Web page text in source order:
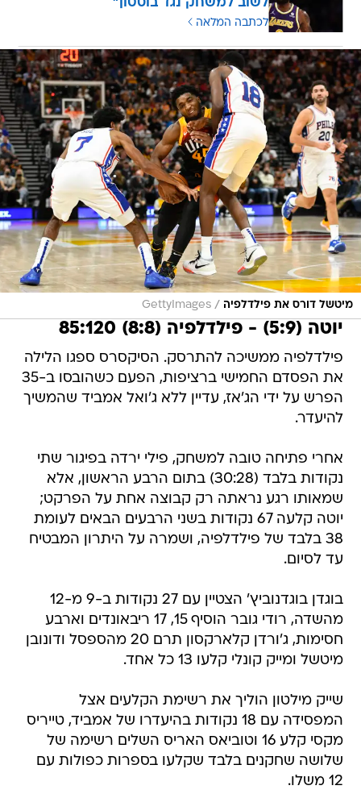
לשוב למשחק נגד בוסטון"
לכתבה המלאה
מיטשל דורס את פילדלפיה /
GettyImages
יוטה (5:9) - פילדלפיה (8:8) 85:120
פילדלפיה ממשיכה להתרסק. הסיקסרס ספגו הלילה
את הפסדם החמישי ברציפות, הפעם כשהובסו ב-35
הפרש על ידי הג'אז, עדיין ללא ג'ואל אמביד שהמשיך
להיעדר.
אחרי פתיחה טובה למשחק, פילי ירדה בפיגור שתי
נקודות בלבד (30:28) בתום הרבע הראשון, אלא
שמאותו רגע נראתה רק קבוצה אחת על הפרקט;
יוטה קלעה 67 נקודות בשני הרבעים הבאים לעומת
38 בלבד של פילדלפיה, ושמרה על היתרון המבטיח
עד לסיום.
בוגדן בוגדנוביץ' הצטיין עם 27 נקודות ב-9 מ-12
מהשדה, רודי גובר הוסיף 15, 17 ריבאונדים וארבע
חסימות, ג'ורדן קלארקסון תרם 20 מהספסל ודונובן
מיטשל ומייק קונלי קלעו 13 כל אחד.
שייק מילטון הוליך את רשימת הקלעים אצל
המפסידה עם 18 נקודות בהיעדרו של אמביד, טייריס
מקסי קלע 16 וטוביאס האריס השלים רשימה של
שלושה שחקנים בלבד שקלעו בספרות כפולות עם
12 משלו.